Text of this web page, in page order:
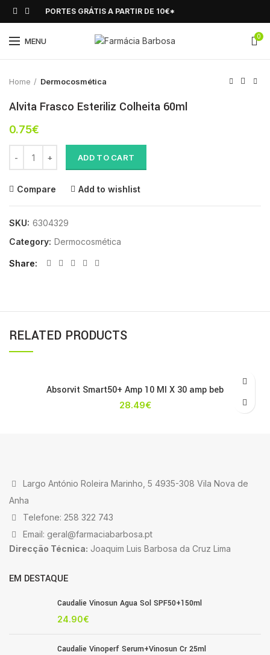
PORTES GRÁTIS A PARTIR DE 10€*
MENU 0
Click to enlarge
Home Dermocosmética
Alvita Frasco Esteriliz Colheita 60ml
0.75€
ADD TO CART
Compare Add to wishlist
SKU: 6304329
Category: Dermocosmética
Share
RELATED PRODUCTS
Absorvit Smart50+ Amp 10 Ml X 30 amp beb
28.49€
Largo António Roleira Marinho, 5 4935-308 Vila Nova de
Anha
Telefone: 258 322 743
Email: geral@farmaciabarbosa.pt
Direcção Técnica: Joaquim Luis Barbosa da Cruz Lima
EM DESTAQUE
Caudalie Vinosun Agua Sol SPF50+150ml
24.90€
Caudalie Vinoperf Serum+Vinosun Cr 25ml